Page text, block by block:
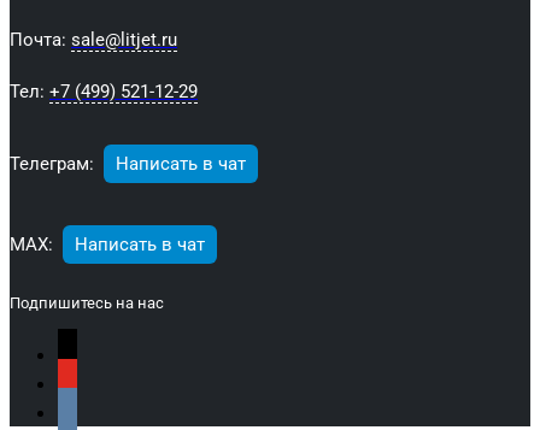
Почта: sale@litjet.ru
Тел: +7 (499) 521-12-29
Телеграм: Написать в чат
МАХ: Написать в чат
Подпишитесь на нас